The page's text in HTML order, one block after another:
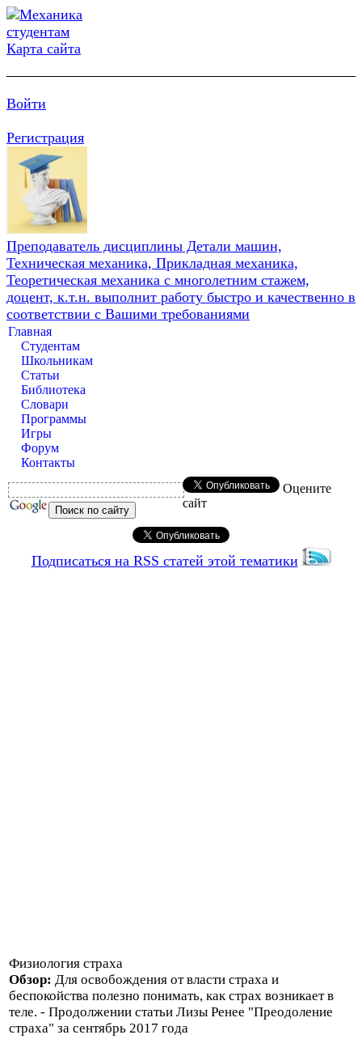
Карта сайта
Войти
Регистрация
Преподаватель дисциплины Детали машин,
Техническая механика, Прикладная механика,
Теоретическая механика с многолетним стажем,
доцент, к.т.н. выполнит работу быстро и качественно в
соответствии с Вашими требованиями
Главная
Студентам
Школьникам
Статьи
Библиотека
Словари
Программы
Игры
Форум
Контакты
Оцените
сайт
Подписаться на RSS статей этой тематики
Физиология страха
Обзор: Для освобождения от власти страха и
беспокойства полезно понимать, как страх возникает в
теле. - Продолжении статьи Лизы Ренее "Преодоление
страха" за сентябрь 2017 года